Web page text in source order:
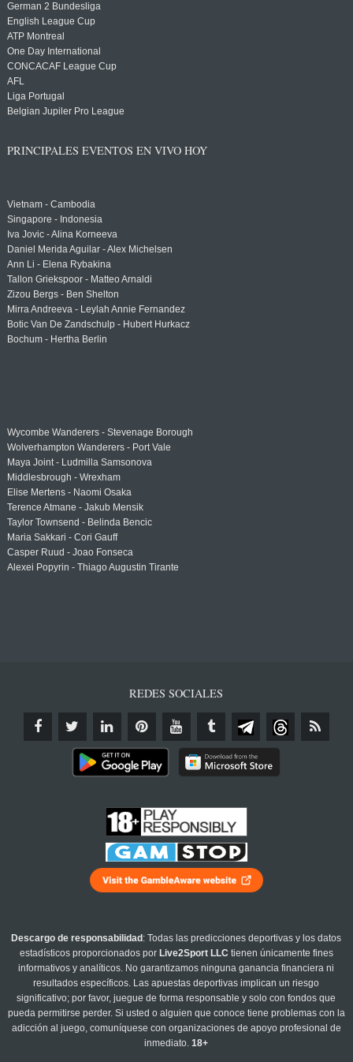
German 2 Bundesliga
English League Cup
ATP Montreal
One Day International
CONCACAF League Cup
AFL
Liga Portugal
Belgian Jupiler Pro League
PRINCIPALES EVENTOS EN VIVO HOY
Vietnam - Cambodia
Singapore - Indonesia
Iva Jovic - Alina Korneeva
Daniel Merida Aguilar - Alex Michelsen
Ann Li - Elena Rybakina
Tallon Griekspoor - Matteo Arnaldi
Zizou Bergs - Ben Shelton
Mirra Andreeva - Leylah Annie Fernandez
Botic Van De Zandschulp - Hubert Hurkacz
Bochum - Hertha Berlin
Wycombe Wanderers - Stevenage Borough
Wolverhampton Wanderers - Port Vale
Maya Joint - Ludmilla Samsonova
Middlesbrough - Wrexham
Elise Mertens - Naomi Osaka
Terence Atmane - Jakub Mensik
Taylor Townsend - Belinda Bencic
Maria Sakkari - Cori Gauff
Casper Ruud - Joao Fonseca
Alexei Popyrin - Thiago Augustin Tirante
REDES SOCIALES
Descargo de responsabilidad : Todas las predicciones deportivas y los datos
estadísticos proporcionados por Live2Sport LLC tienen únicamente fines
informativos y analíticos. No garantizamos ninguna ganancia financiera ni
resultados específicos. Las apuestas deportivas implican un riesgo
significativo; por favor, juegue de forma responsable y solo con fondos que
pueda permitirse perder. Si usted o alguien que conoce tiene problemas con la
adicción al juego, comuníquese con organizaciones de apoyo profesional de
inmediato.18+